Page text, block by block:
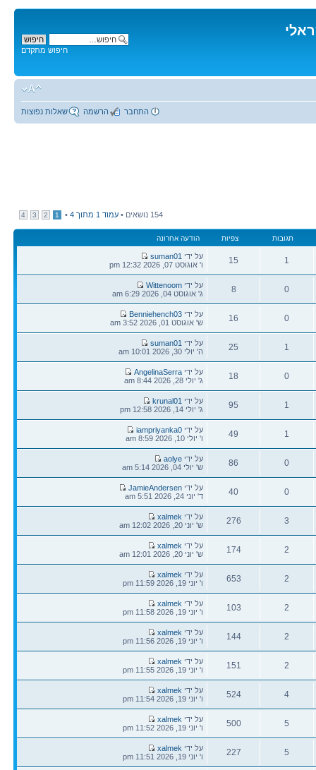
חיפוש מתקדם
שאלות נפוצות הרשמה התחבר
154 נושאים • עמוד 1 מתוך 4
•
1
2
3
4
תגובות צפיות הודעה אחרונה
1
תגובות
15
צפיות
הודעה
אחרונה
על ידי suman01
ו' אוגוסט 07, 2026 12:32 pm
0
תגובות
8
צפיות
הודעה
אחרונה
על ידיWittenoom
ג' אוגוסט 04, 2026 6:29 am
0
תגובות
16
צפיות
הודעה
אחרונה
על ידיBenniehench03
ש' אוגוסט 01, 2026 3:52 am
1
תגובות
25
צפיות
הודעה
אחרונה
על ידי suman01
ה' יולי 30, 2026 10:01 am
0
תגובות
18
צפיות
הודעה
אחרונה
על ידיAngelinaSerra
ג' יולי 28, 2026 8:44 am
1
תגובות
95
צפיות
הודעה
אחרונה
על ידי krunal01
ג' יולי 14, 2026 12:58 pm
1
תגובות
49
צפיות
הודעה
אחרונה
על ידיiampriyanka0
ו' יולי 10, 2026 8:59 am
0
תגובות
86
צפיות
הודעה
אחרונה
על ידיaolye
ש' יולי 04, 2026 5:14 am
0
תגובות
40
צפיות
הודעה
אחרונה
על ידיJamieAndersen
ד' יוני 24, 2026 5:51 am
3
תגובות
276
צפיות
הודעה
אחרונה
על ידי xalmek
ש' יוני 20, 2026 12:02 am
2
תגובות
174
צפיות
הודעה
אחרונה
על ידי xalmek
ש' יוני 20, 2026 12:01 am
2
תגובות
653
צפיות
הודעה
אחרונה
על ידי xalmek
ו' יוני 19, 2026 11:59 pm
2
תגובות
103
צפיות
הודעה
אחרונה
על ידי xalmek
ו' יוני 19, 2026 11:58 pm
2
תגובות
144
צפיות
הודעה
אחרונה
על ידי xalmek
ו' יוני 19, 2026 11:56 pm
2
תגובות
151
צפיות
הודעה
אחרונה
על ידי xalmek
ו' יוני 19, 2026 11:55 pm
4
תגובות
524
צפיות
הודעה
אחרונה
על ידי xalmek
ו' יוני 19, 2026 11:54 pm
5
תגובות
500
צפיות
הודעה
אחרונה
על ידי xalmek
ו' יוני 19, 2026 11:52 pm
5
227
הודעה
אחרונה
על ידי xalmek
ו' יוני 19, 2026 11:51 pm